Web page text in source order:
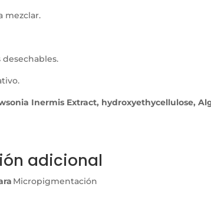
mezclar.
desechables.
Inermis Extract, hydroxyethycellulose,
adicional
Micropigmentación